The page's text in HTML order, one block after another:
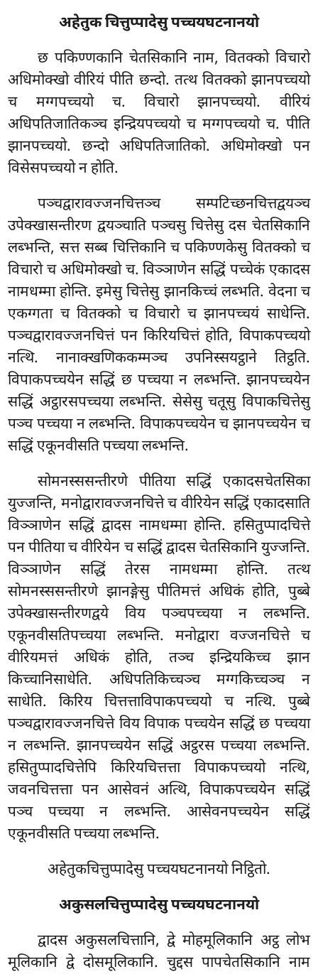
अहेतुक चित्तुप्पादेसु पच्चयघटनानयो
छ पकिण्णकानि चेतसिकानि नाम, वितक्को विचारो
अधिमोक्खो वीरियं पीति छन्दो. तत्थ वितक्को झानपच्चयो
च मग्गपच्चयो च. विचारो झानपच्चयो. वीरियं
अधिपतिजातिकञ्च इन्द्रियपच्चयो च मग्गपच्चयो च. पीति
झानपच्चयो. छन्दो अधिपतिजातिको. अधिमोक्खो पन
विसेसपच्चयो न होति.
पञ्चद्वारावज्जनचित्तञ्च सम्पटिच्छनचित्तद्वयञ्च
उपेक्खासन्तीरण द्वयञ्चाति पञ्चसु चित्तेसु दस चेतसिकानि
लब्भन्ति, सत्त सब्ब चित्तिकानि च पकिण्णकेसु वितक्को च
विचारो च अधिमोक्खो च. विञ्ञाणेन सद्धिं पच्चेकं एकादस
नामधम्मा होन्ति. इमेसु चित्तेसु झानकिच्चं लब्भति. वेदना च
एकग्गता च वितक्को च विचारो च झानपच्चयं साधेन्ति.
पञ्चद्वारावज्जनचित्तं पन किरियचित्तं होति, विपाकपच्चयो
नत्थि. नानाक्खणिककम्मञ्च उपनिस्सयट्ठाने तिट्ठति.
विपाकपच्चयेन सद्धिं छ पच्चया न लब्भन्ति. झानपच्चयेन
सद्धिं अट्ठारसपच्चया लब्भन्ति. सेसेसु चतूसु विपाकचित्तेसु
पञ्च पच्चया न लब्भन्ति. विपाकपच्चयेन च झानपच्चयेन च
सद्धिं एकूनवीसति पच्चया लब्भन्ति.
सोमनस्ससन्तीरणे पीतिया सद्धिं एकादसचेतसिका
युज्जन्ति, मनोद्वारावज्जनचित्ते च वीरियेन सद्धिं एकादसाति
विञ्ञाणेन सद्धिं द्वादस नामधम्मा होन्ति. हसितुप्पादचित्ते
पन पीतिया च वीरियेन च सद्धिं द्वादस चेतसिकानि युज्जन्ति.
विञ्ञाणेन सद्धिं तेरस नामधम्मा होन्ति. तत्थ
सोमनस्ससन्तीरणे झानङ्गेसु पीतिमत्तं अधिकं होति, पुब्बे
उपेक्खासन्तीरणद्वये विय पञ्चपच्चया न लब्भन्ति.
एकूनवीसतिपच्चया लब्भन्ति. मनोद्वारा वज्जनचित्ते च
वीरियमत्तं अधिकं होति, तञ्च इन्द्रियकिच्च झान
किच्चानिसाधेति. अधिपतिकिच्चञ्च मग्गकिच्चञ्च न
साधेति. किरिय चित्तत्ताविपाकपच्चयो च नत्थि. पुब्बे
पञ्चद्वारावज्जनचित्ते विय विपाक पच्चयेन सद्धिं छ पच्चया
न लब्भन्ति. झानपच्चयेन सद्धिं अट्ठरस पच्चया लब्भन्ति.
हसितुप्पादचित्तेपि किरियचित्तत्ता विपाकपच्चयो नत्थि,
जवनचित्तत्ता पन आसेवनं अत्थि, विपाकपच्चयेन सद्धिं
पञ्च पच्चया न लब्भन्ति. आसेवनपच्चयेन सद्धिं
एकूनवीसति पच्चया लब्भन्ति.
अहेतुकचित्तुप्पादेसु पच्चयघटनानयो निट्ठितो.
अकुसलचित्तुप्पादेसु पच्चयघटनानयो
द्वादस अकुसलचित्तानि, द्वे मोहमूलिकानि अट्ठ लोभ
मूलिकानि द्वे दोसमूलिकानि. चुद्दस पापचेतसिकानि नाम